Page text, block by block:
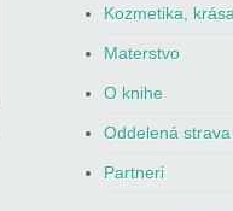
Kozmetika, krása
Materstvo
O knihe
Oddelená strava
Partneri